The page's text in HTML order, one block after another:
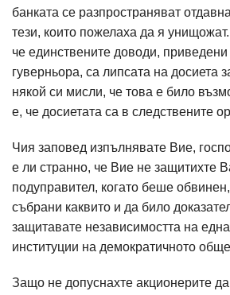
банката се разпространяват
тези, които пожелаха да я
че единствените доводи, приведени
гуверньора, са липсата на досиета
някой си мисли, че това е било
е, че досиетата са в следствените
Чия заповед изпълнявате Вие,
е ли странно, че Вие не защитихте
подуправител, когато беше
събрани каквито и да било
защитавате независимостта на
институции на демократичното
Защо не допуснахте акционерите